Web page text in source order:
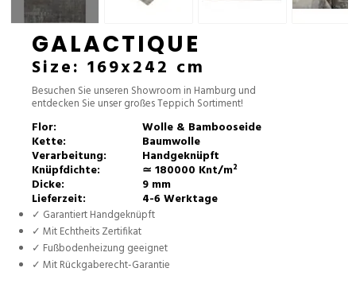
GALACTIQUE
Size: 169x242 cm
Besuchen Sie unseren Showroom in Hamburg und
entdecken Sie unser großes Teppich Sortiment!
Flor: Wolle & Bambooseide
Kette: Baumwolle
Verarbeitung: Handgeknüpft
Knüpfdichte: ≃ 180000 Knt/m²
Dicke: 9 mm
Lieferzeit: 4-6 Werktage
✓ Garantiert Handgeknüpft
✓ Mit Echtheits Zertifikat
✓ Fußbodenheizung geeignet
✓ Mit Rückgaberecht-Garantie